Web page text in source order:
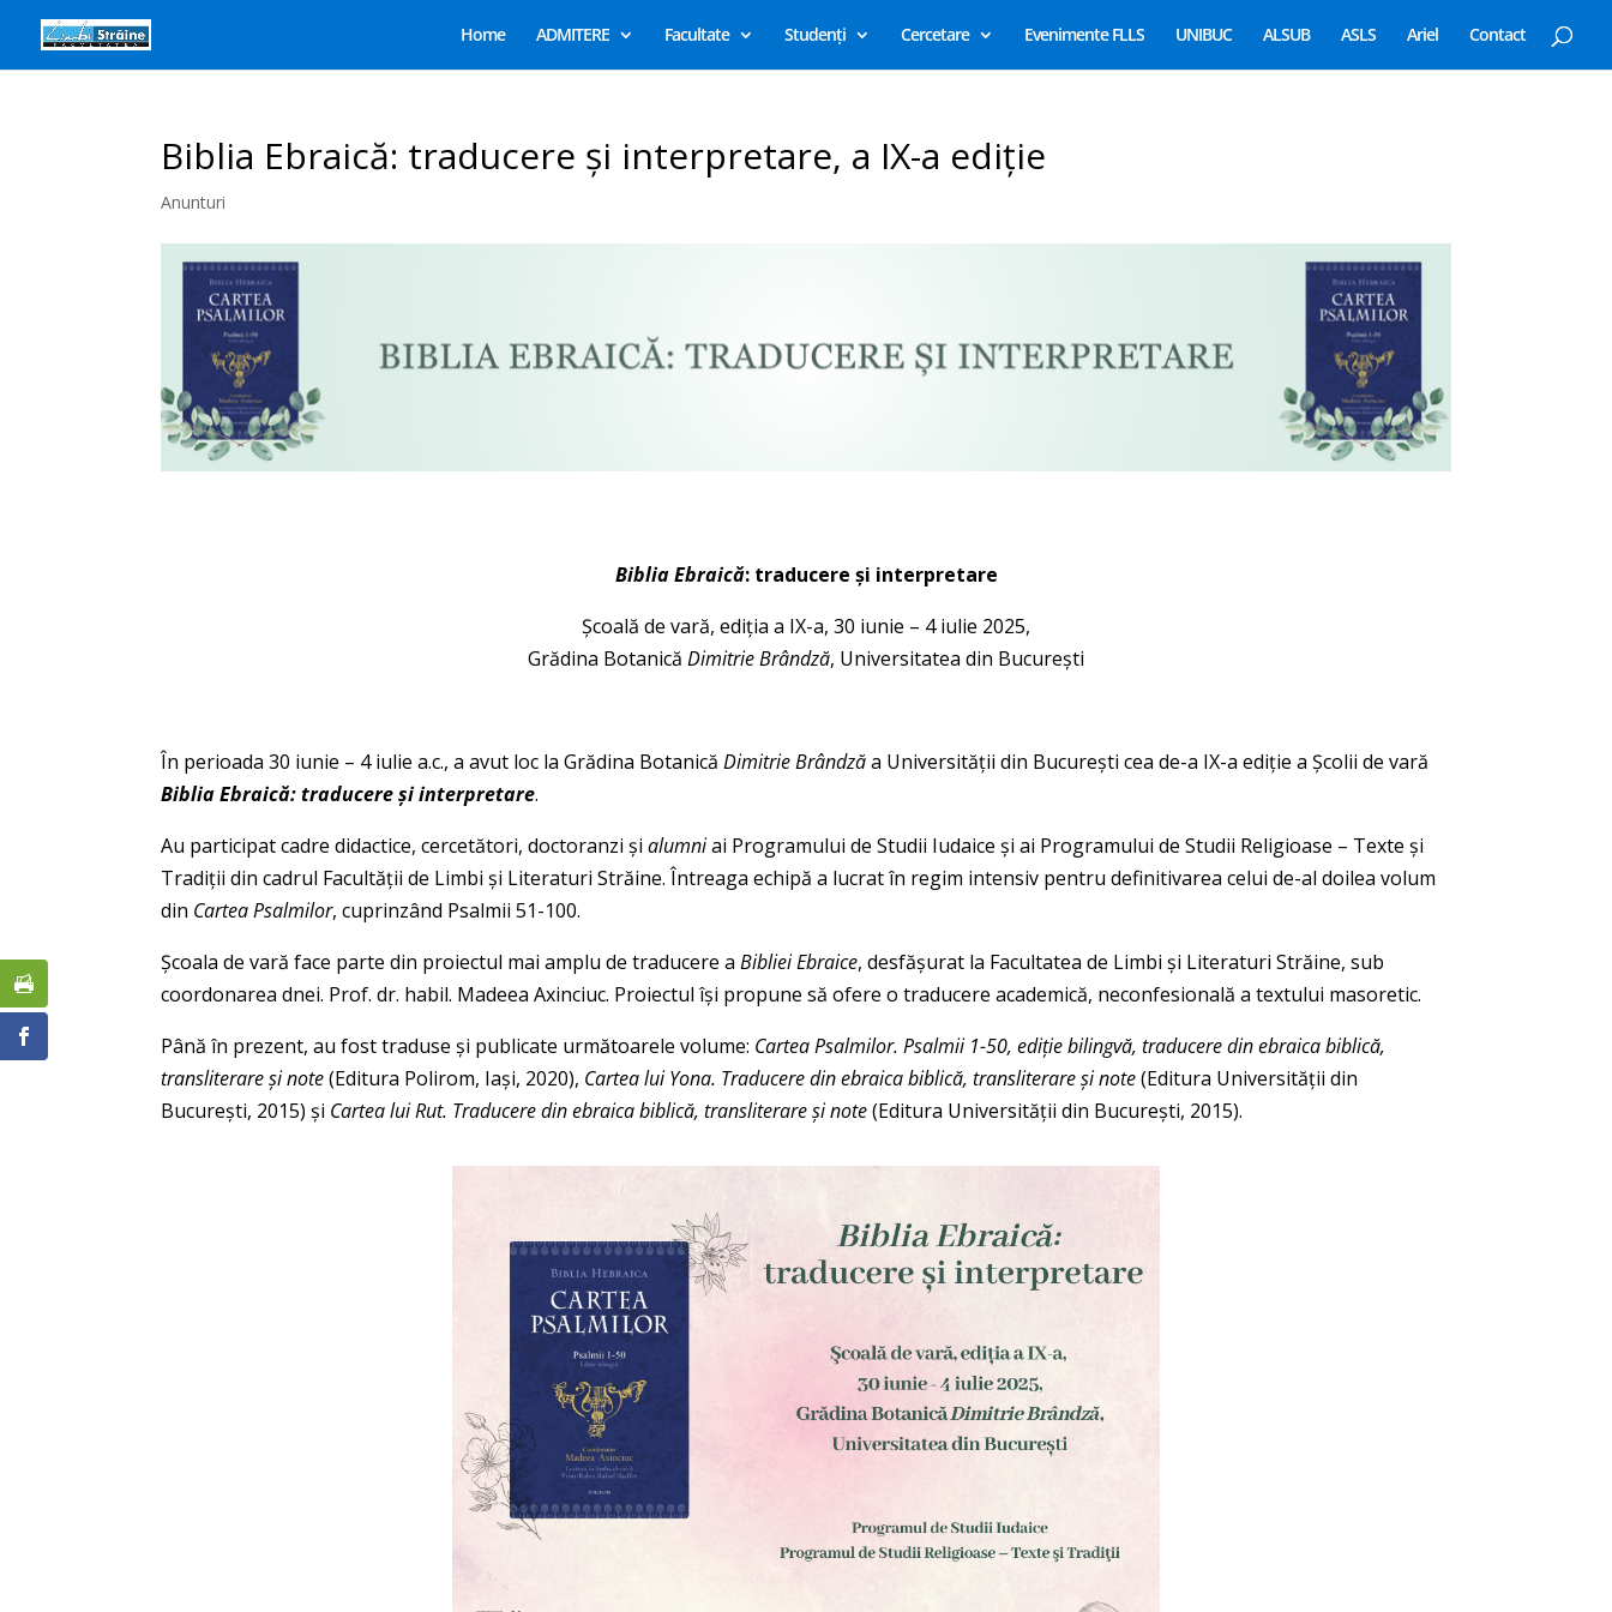
Home ADMITERE Facultate Studenți Cercetare Evenimente FLLS UNIBUC ALSUB ASLS Ariel Contact
Biblia Ebraică: traducere și interpretare, a IX-a ediție
Anunturi
Biblia Ebraică: traducere și interpretare
Şcoală de vară, ediția a IX-a, 30 iunie – 4 iulie 2025,
Grădina Botanică Dimitrie Brândză, Universitatea din București
În perioada 30 iunie – 4 iulie a.c., a avut loc la Grădina BotanicăDimitrie Brândzăa Universității din București cea de-a IX-a ediție a Şcolii de vară
Biblia Ebraică: traducere şi interpretare.
Au participat cadre didactice, cercetători, doctoranzi șialumniai Programului de Studii Iudaice și ai Programului de Studii Religioase – Texte şi
Tradiţii din cadrul Facultății de Limbi şi Literaturi Străine. Întreaga echipă a lucrat în regim intensiv pentru definitivarea celui de-al doilea volum
din Cartea Psalmilor, cuprinzând Psalmii 51-100.
Şcoala de vară face parte din proiectul mai amplu de traducere aBibliei Ebraice, desfăşurat la Facultatea de Limbi şi Literaturi Străine, sub
coordonarea dnei. Prof. dr. habil. Madeea Axinciuc. Proiectul își propune să ofere o traducere academică, neconfesională a textului masoretic.
Până în prezent, au fost traduse şi publicate următoarele volume: Cartea Psalmilor. Psalmii 1-50, ediție bilingvă, traducere din ebraica biblică,
transliterare și note(Editura Polirom, Iași, 2020), Cartea lui Yona. Traducere din ebraica biblică, transliterare şi note(Editura Universităţii din
Bucureşti, 2015) și Cartea lui Rut. Traducere din ebraica biblică, transliterare şi note(Editura Universităţii din Bucureşti, 2015).